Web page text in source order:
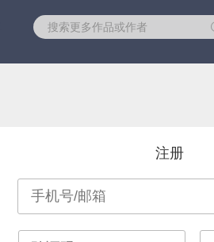
注册